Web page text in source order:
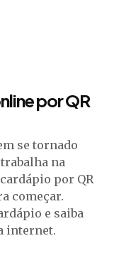
por QR
se tornado
na
por QR
começar.
e saiba
internet.